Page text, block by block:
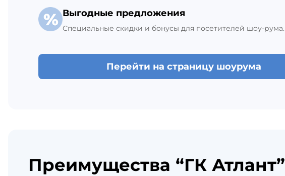
Выгодные предложения
Специальные скидки и бонусы для посетителей шоу-рума.
Перейти на страницу шоурума
Преимущества “ГК Атлант”